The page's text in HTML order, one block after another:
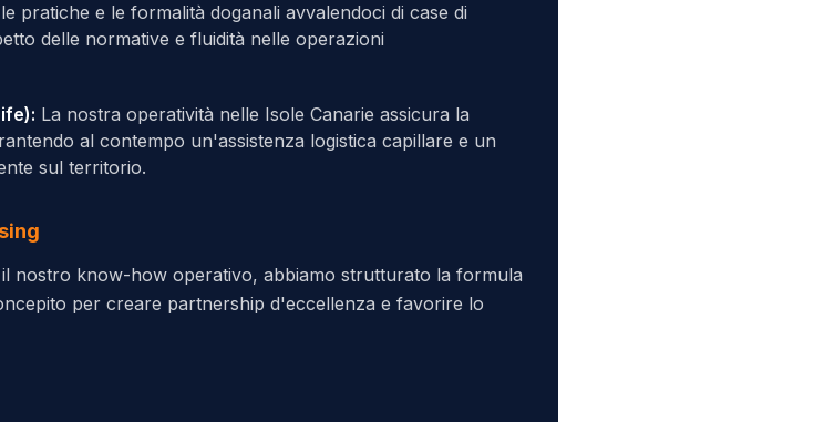
pratiche e le formalità doganali avvalendoci di case di
delle normative e fluidità nelle operazioni
La nostra operatività nelle Isole Canarie assicura la
al contempo un'assistenza logistica capillare e un
sul territorio.
nostro know-how operativo, abbiamo strutturato la formula
per creare partnership d'eccellenza e favorire lo